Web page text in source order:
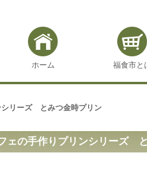
ホーム 福食市と
シリーズ とみつ金時プリン
ェの手作りプリンシリーズ